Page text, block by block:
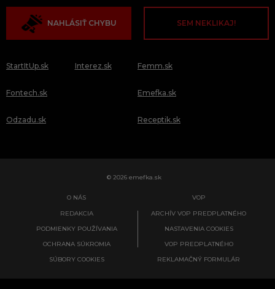
NAHLÁSIŤ CHYBU SEM NEKLIKAJ!
StartItUp.sk
Fontech.sk
Odzadu.sk
Interez.sk Femm.sk
Emefka.sk
Receptik.sk
© 2026 emefka.sk
O NÁS
REDAKCIA
PODMIENKY POUŽÍVANIA
OCHRANA SÚKROMIA
SÚBORY COOKIES
VOP
ARCHÍV VOP PREDPLATNÉHO
NASTAVENIA COOKIES
VOP PREDPLATNÉHO
REKLAMAČNÝ FORMULÁR